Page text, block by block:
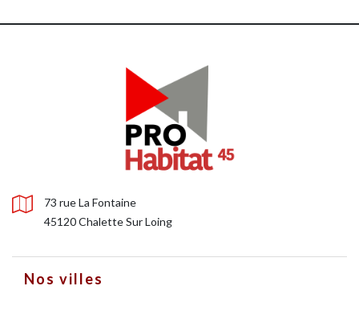
73 rue La Fontaine
45120 Chalette Sur Loing
Nos villes